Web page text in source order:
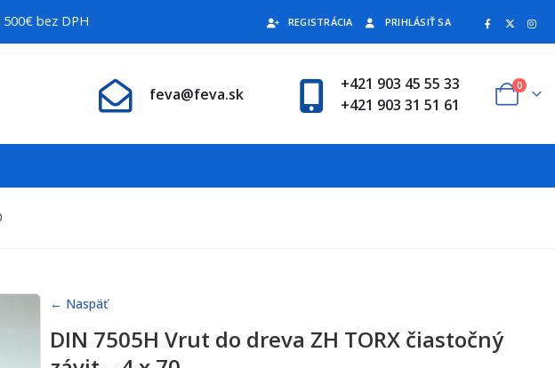
500€ bez DPH REGISTRÁCIA PRIHLÁSIŤ SA
feva@feva.sk
+421 903 45 55 33
+421 903 31 51 61
0
← Naspäť
DIN 7505H Vrut do dreva ZH TORX čiastočný